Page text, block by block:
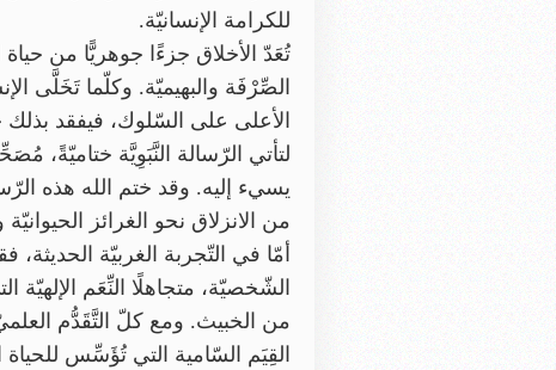
للكرامة الإنسانيّة.
تُعَدّ الأخلاق جزءًا جوهريًّا من
الصِّرْفَة والبهيميّة. وكلّما تَخَلَّى
الأعلى على السّلوك، فيفقد بذلك
لتأتي الرّسالة النَّبَوِيَّة ختاميّةً،
يسيء إليه. وقد ختم الله هذه
من الانزلاق نحو الغرائز
أمّا في التّجربة الغربيّة
الشّخصيّة، متجاهلًا النِّعَم الإلهيّة
من الخبيث. ومع كلّ التَّقَدُّم
القِيَم السّامية التي تُؤَسِّس للحياة